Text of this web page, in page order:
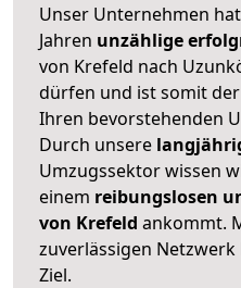
Unser Unternehmen
Jahren unzählige
von Krefeld nach
dürfen und ist somit
Ihren bevorstehenden
Durch unsere
Umzugssektor wissen
einem reibungslosen
von Krefeld ankommt.
zuverlässigen
Ziel.